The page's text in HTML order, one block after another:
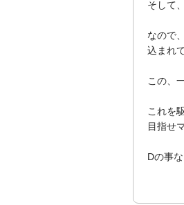
そして
なので
込まれ
この、
これを
目指せ
Dの事